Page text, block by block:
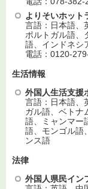
よりそいホット
言語：日本語、
ポルトガル語、
語、インドネシ
電話：0120-
生活情報
外国人生活支援
言語：日本語、
ガル語、ベトナ
語、ミャンマー
語、モンゴル語
ンス語
法律
外国人県民イン